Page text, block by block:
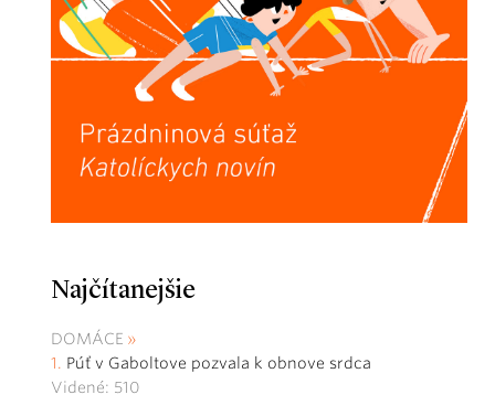
Najčítanejšie
DOMÁCE
Púť v Gaboltove pozvala k obnove srdca
Videné: 510